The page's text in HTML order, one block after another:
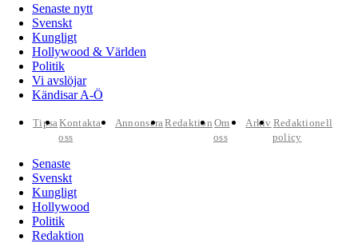
Senaste nytt
Svenskt
Kungligt
Hollywood & Världen
Politik
Vi avslöjar
Kändisar A-Ö
TipsaKontakta
oss
AnnonseraRedaktion Om
oss
Arkiv Redaktionell
policy
Senaste
Svenskt
Kungligt
Hollywood
Politik
Redaktion